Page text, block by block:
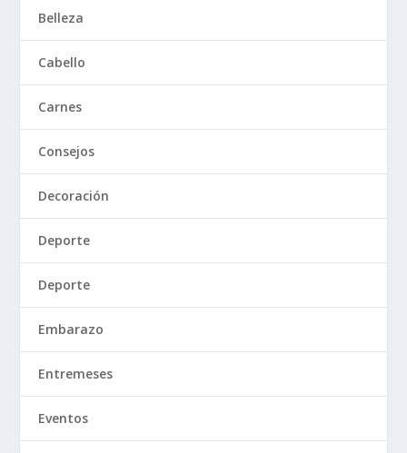
Belleza
Cabello
Carnes
Consejos
Decoración
Deporte
Deporte
Embarazo
Entremeses
Eventos